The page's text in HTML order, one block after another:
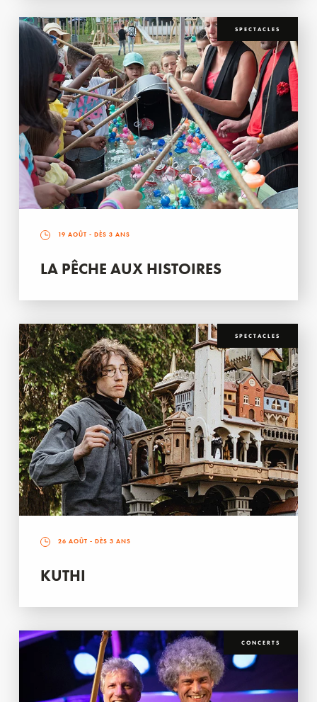
SPECTACLES
19 AOÛT - DÈS 3 ANS
LA PÊCHE AUX HISTOIRES
SPECTACLES
26 AOÛT - DÈS 3 ANS
KUTHI
CONCERTS